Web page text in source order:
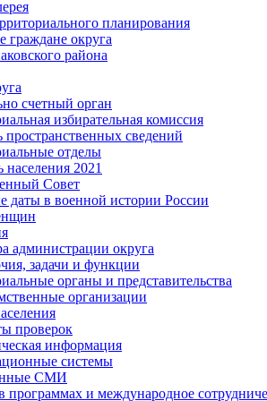
планирования
граждане округа
района
счетный орган
избирательная комиссия
пространственных сведений
отделы
населения 2021
Совет
даты в военной истории России
администрации округа
задачи и функции
органы и представительства
организации
проверок
информация
системы
СМИ
программах и международное